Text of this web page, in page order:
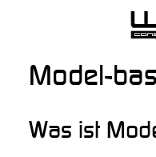
Model-
Was ist